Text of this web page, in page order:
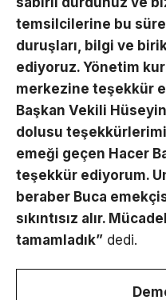
temsilcilerine bu
duruşları, bilgi ve
ediyoruz. Yönetim
merkezine teşekkür
Başkan Vekili
dolusu
emeği geçen Hacer
teşekkür ediyorum.
beraber Buca
sıkıntısız alır.
tamamladık” dedi.